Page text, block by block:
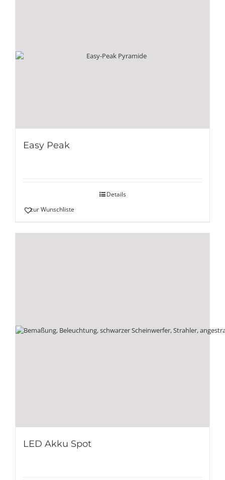
Easy Peak
Details
zur Wunschliste
LED Akku Spot